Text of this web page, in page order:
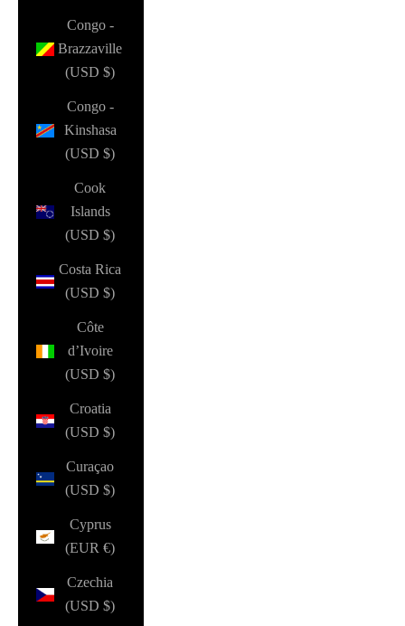
Congo -
Brazzaville
(USD $)
Congo -
Kinshasa
(USD $)
Cook
Islands
(USD $)
Costa Rica
(USD $)
Côte
d’Ivoire
(USD $)
Croatia
(USD $)
Curaçao
(USD $)
Cyprus
(EUR €)
Czechia
(USD $)